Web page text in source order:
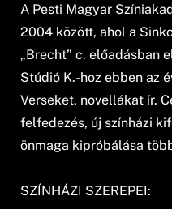
A Pesti Magyar
2004 között, ahol a
„Brecht” c. előadásban
Stúdió K.-hoz ebben az
Verseket, novellákat ír.
felfedezés, új színházi
önmaga kipróbálása
SZÍNHÁZI SZEREPEI: